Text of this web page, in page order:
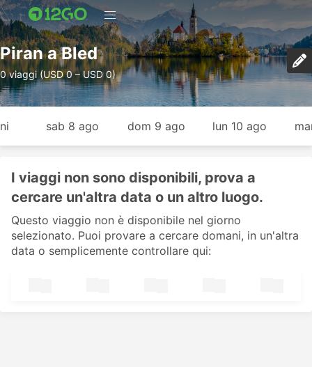
Piran a Bled
0 viaggi (USD 0 – USD 0)
sab 8 ago dom 9 ago lun 10 ago
I viaggi non sono disponibili, prova a
cercare un'altra data o un altro luogo.
Questo viaggio non è disponibile nel giorno
selezionato. Puoi provare a cercare domani, in un'altra
data o semplicemente controllare qui: